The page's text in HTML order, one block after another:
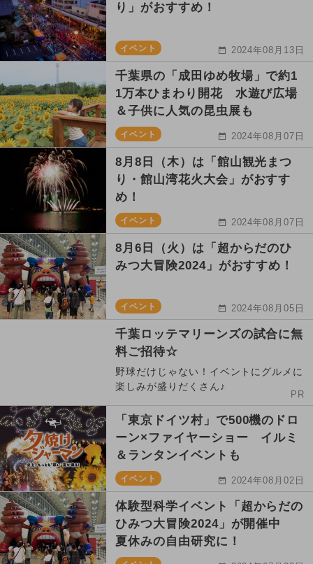
り」がおすすめ！
イベント 2024年08月13日
千葉県の「成田ゆめ牧場」で約1
1万本ひまわり開花 水遊び広場
＆子供に人気の昆虫展も
イベント 2024年08月07日
8月8日（木）は「館山観光まつ
り・館山湾花火大会」がおすす
め！
イベント 2024年08月07日
8月6日（火）は「超からだのひ
みつ大冒険2024」がおすすめ！
イベント 2024年08月05日
千葉ロッテマリーンズの試合に無
料ご招待☆
野球だけじゃない！イベントにグルメに
楽しみが盛りだくさん♪
PR
「東京ドイツ村」で500機のドロ
ーン×ファイヤーショー イルミ
＆ランタンイベントも
イベント 2024年08月02日
体験型科学イベント「超からだの
ひみつ大冒険2024」が開催中
夏休みの自由研究に！